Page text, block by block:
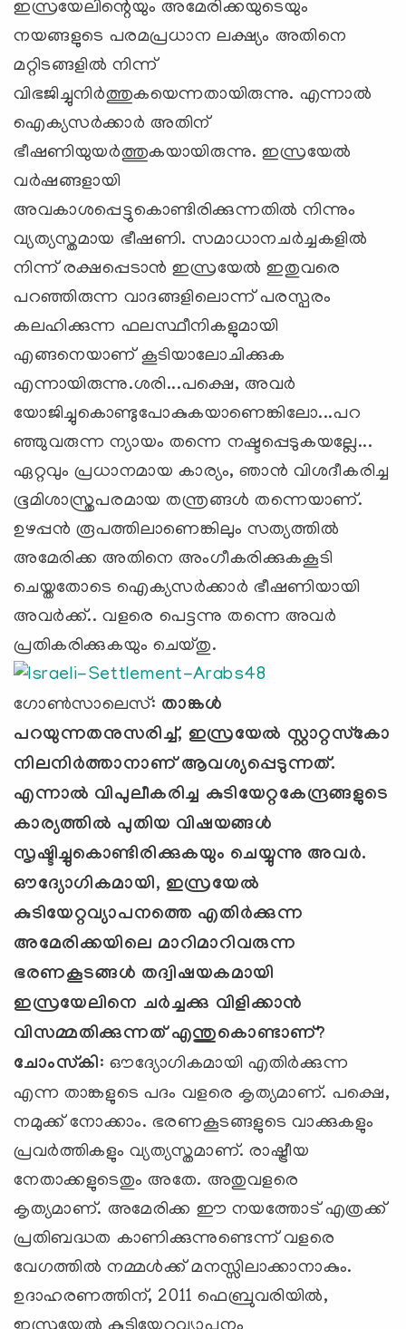
ഇസ്രയേലിന്റെയും അമേരിക്കയുടെയും
നയങ്ങളുടെ പരമപ്രധാന ലക്ഷ്യം അതിനെ
മറ്റിടങ്ങളില്‍ നിന്ന്
വിഭജിച്ചുനിര്‍ത്തുകയെന്നതായിരുന്നു. എന്നാല്‍
ഐക്യസര്‍ക്കാര്‍ അതിന്
ഭീഷണിയുയര്‍ത്തുകയായിരുന്നു. ഇസ്രയേല്‍
വര്‍ഷങ്ങളായി
അവകാശപ്പെട്ടുകൊണ്ടിരിക്കുന്നതില്‍ നിന്നും
വ്യത്യസ്തമായ ഭീഷണി. സമാധാനചര്‍ച്ചകളില്‍
നിന്ന് രക്ഷപ്പെടാന്‍ ഇസ്രയേല്‍ ഇതുവരെ
പറഞ്ഞിരുന്ന വാദങ്ങളിലൊന്ന് പരസ്പരം
കലഹിക്കുന്ന ഫലസ്ഥീനികളുമായി
എങ്ങനെയാണ് കൂടിയാലോചിക്കുക
എന്നായിരുന്നു.ശരി...പക്ഷെ, അവര്‍
യോജിച്ചുകൊണ്ടുപോകുകയാണെങ്കിലോ...പറ
ഞ്ഞുവരുന്ന ന്യായം തന്നെ നഷ്ടപ്പെടുകയല്ലേ...
ഏറ്റവും പ്രധാനമായ കാര്യം, ഞാന്‍ വിശദീകരിച്ച
ഭൂമിശാസ്ത്രപരമായ തന്ത്രങ്ങള്‍ തന്നെയാണ്.
ഉഴപ്പന്‍ രൂപത്തിലാണെങ്കിലും സത്യത്തില്‍
അമേരിക്ക അതിനെ അംഗീകരിക്കുകകൂടി
ചെയ്തതോടെ ഐക്യസര്‍ക്കാര്‍ ഭീഷണിയായി
അവര്‍ക്ക്.. വളരെ പെട്ടന്നു തന്നെ അവര്‍
പ്രതികരിക്കുകയും ചെയ്തു.
ഗോൺസാലെസ്: താങ്കള്‍
പറയുന്നതനുസരിച്ച്, ഇസ്രയേല്‍ സ്റ്റാറ്റസ്‌കോ
നിലനിര്‍ത്താനാണ് ആവശ്യപ്പെടുന്നത്.
എന്നാല്‍ വിപുലീകരിച്ച കുടിയേറ്റകേന്ദ്രങ്ങളുടെ
കാര്യത്തില്‍ പുതിയ വിഷയങ്ങള്‍
സൃഷ്ടിച്ചുകൊണ്ടിരിക്കുകയും ചെയ്യുന്നു അവര്‍.
ഔദ്യോഗികമായി, ഇസ്രയേല്‍
കുടിയേറ്റവ്യാപനത്തെ എതിര്‍ക്കുന്ന
അമേരിക്കയിലെ മാറിമാറിവരുന്ന
ഭരണകൂടങ്ങള്‍ തദ്വിഷയകമായി
ഇസ്രയേലിനെ ചര്‍ച്ചക്കു വിളിക്കാന്‍
വിസമ്മതിക്കുന്നത് എന്തുകൊണ്ടാണ്?
ചോംസ്കി: ഔദ്യോഗികമായി എതിര്‍ക്കുന്ന
എന്ന താങ്കളുടെ പദം വളരെ കൃത്യമാണ്. പക്ഷെ,
നമുക്ക് നോക്കാം. ഭരണകൂടങ്ങളുടെ വാക്കുകളും
പ്രവര്‍ത്തികളും വ്യത്യസ്തമാണ്. രാഷ്ട്രീയ
നേതാക്കളുടെതും അതേ. അതുവളരെ
കൃത്യമാണ്. അമേരിക്ക ഈ നയത്തോട് എത്രക്ക്
പ്രതിബദ്ധത കാണിക്കുന്നുണ്ടെന്ന് വളരെ
വേഗത്തില്‍ നമ്മള്‍ക്ക് മനസ്സിലാക്കാനാകും.
ഉദാഹരണത്തിന്, 2011 ഫെബ്രുവരിയില്‍,